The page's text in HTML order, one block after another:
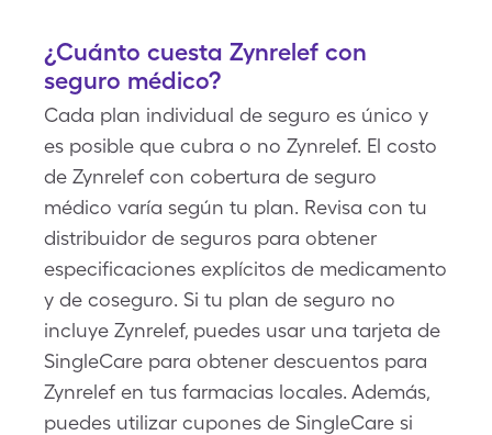
¿Cuánto cuesta Zynrelef con
seguro médico?
Cada plan individual de seguro es único y
es posible que cubra o no Zynrelef. El costo
de Zynrelef con cobertura de seguro
médico varía según tu plan. Revisa con tu
distribuidor de seguros para obtener
especificaciones explícitos de medicamento
y de coseguro. Si tu plan de seguro no
incluye Zynrelef, puedes usar una tarjeta de
SingleCare para obtener descuentos para
Zynrelef en tus farmacias locales. Además,
puedes utilizar cupones de SingleCare si